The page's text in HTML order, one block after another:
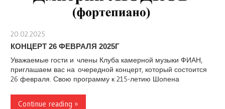
20.02.2025
КОНЦЕРТ 26 ФЕВРАЛЯ 2025Г
Уважаемые гости и члены Клуба камерной музыки ФИАН,
приглашаем вас на очередной концерт, который состоится
26 февраля. Свою программу к 215-летию Шопена
Continue reading »